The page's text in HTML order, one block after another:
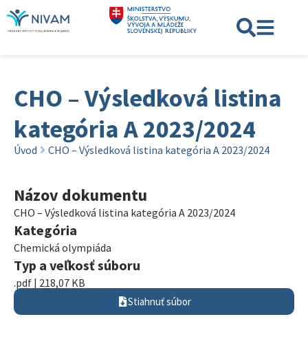
CHO – Výsledková listina
kategória A 2023/2024
Úvod CHO – Výsledková listina kategória A 2023/2024
Názov dokumentu
CHO – Výsledková listina kategória A 2023/2024
Kategória
Chemická olympiáda
Typ a veľkosť súboru
.pdf | 218,07 KB
Stiahnuť súbor